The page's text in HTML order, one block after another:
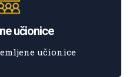
učionice
učionice